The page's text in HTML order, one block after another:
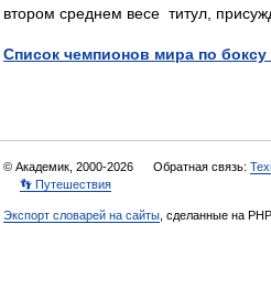
втором среднем весе титул,
Список чемпионов мира по
© Академик, 2000-2026 Обратная связь:
👣 Путешествия
Экспорт словарей на сайты , сделанные на PHP,